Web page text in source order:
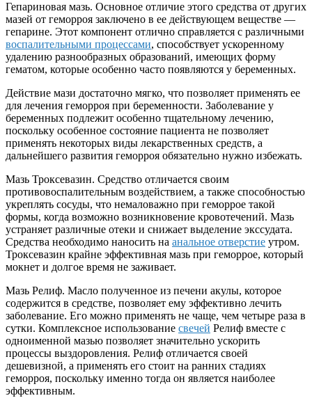
Гепариновая мазь. Основное отличие этого средства от других
мазей от геморроя заключено в ее действующем веществе —
гепарине. Этот компонент отлично справляется с различными
воспалительными процессами, способствует ускоренному
удалению разнообразных образований, имеющих форму
гематом, которые особенно часто появляются у беременных.
Действие мази достаточно мягко, что позволяет применять ее
для лечения геморроя при беременности. Заболевание у
беременных подлежит особенно тщательному лечению,
поскольку особенное состояние пациента не позволяет
применять некоторых виды лекарственных средств, а
дальнейшего развития геморроя обязательно нужно избежать.
Мазь Троксевазин. Средство отличается своим
противовоспалительным воздействием, а также способностью
укреплять сосуды, что немаловажно при геморрое такой
формы, когда возможно возникновение кровотечений. Мазь
устраняет различные отеки и снижает выделение экссудата.
Средства необходимо наносить на анальное отверстие утром.
Троксевазин крайне эффективная мазь при геморрое, который
мокнет и долгое время не заживает.
Мазь Релиф. Масло полученное из печени акулы, которое
содержится в средстве, позволяет ему эффективно лечить
заболевание. Его можно применять не чаще, чем четыре раза в
сутки. Комплексное использование свечей Релиф вместе с
одноименной мазью позволяет значительно ускорить
процессы выздоровления. Релиф отличается своей
дешевизной, а применять его стоит на ранних стадиях
геморроя, поскольку именно тогда он является наиболее
эффективным.